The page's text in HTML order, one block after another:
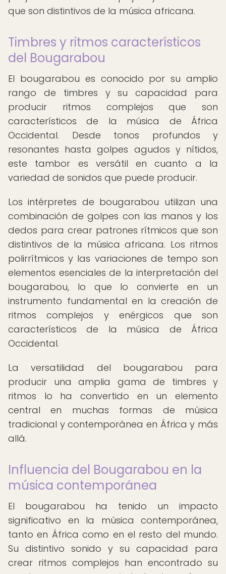
que son distintivos de la música africana.
Timbres y ritmos característicos
del Bougarabou
El bougarabou es conocido por su amplio
rango de timbres y su capacidad para
producir ritmos complejos que son
característicos de la música de África
Occidental. Desde tonos profundos y
resonantes hasta golpes agudos y nítidos,
este tambor es versátil en cuanto a la
variedad de sonidos que puede producir.
Los intérpretes de bougarabou utilizan una
combinación de golpes con las manos y los
dedos para crear patrones rítmicos que son
distintivos de la música africana. Los ritmos
polirrítmicos y las variaciones de tempo son
elementos esenciales de la interpretación del
bougarabou, lo que lo convierte en un
instrumento fundamental en la creación de
ritmos complejos y enérgicos que son
característicos de la música de África
Occidental.
La versatilidad del bougarabou para
producir una amplia gama de timbres y
ritmos lo ha convertido en un elemento
central en muchas formas de música
tradicional y contemporánea en África y más
allá.
Influencia del Bougarabou en la
música contemporánea
El bougarabou ha tenido un impacto
significativo en la música contemporánea,
tanto en África como en el resto del mundo.
Su distintivo sonido y su capacidad para
crear ritmos complejos han encontrado su